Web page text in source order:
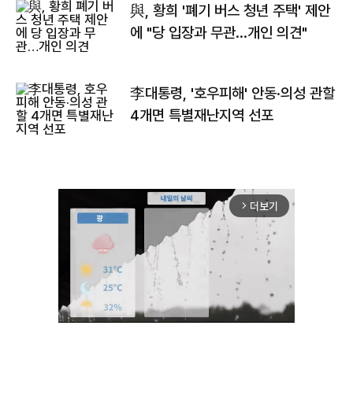
與, 황희 '폐기 버스 청년 주택' 제안
에 "당 입장과 무관…개인 의견"
李대통령, '호우피해' 안동·의성 관할
4개면 특별재난지역 선포
arrow_forward_ios 더보기